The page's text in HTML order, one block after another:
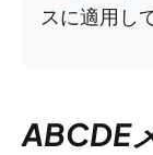
スに適用し
ABCDE